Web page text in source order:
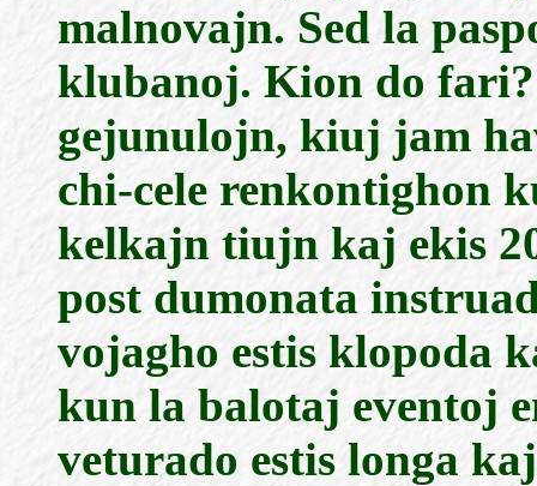
malnovajn. Sed la
klubanoj. Kion do
gejunulojn, kiuj jam
chi-cele renkontighon
kelkajn tiujn kaj ekis
post dumonata
vojagho estis klopoda
kun la balotaj eventoj
veturado estis longa